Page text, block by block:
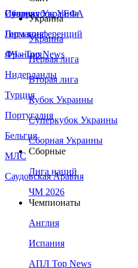
Сборная Украины
Италия
Германия
Франция
Нидерланды
Турция
Португалия
Бельгия
МЛС
Саудовская Аравия
Суперкубок УЕФА
Лига конференций
ЛЧ - Top News
Украина
Украина
Первая лига
Вторая лига
Кубок Украины
Суперкубок Украины
Сборная Украины
Сборные
Лига наций
ЧМ 2026
Чемпионаты
Англия
Испания
АПЛ Top News